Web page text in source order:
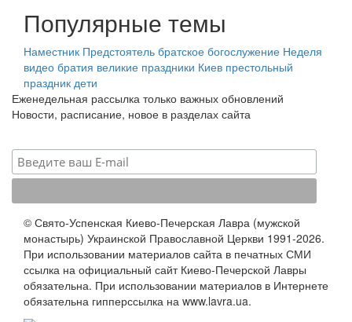
Популярные темы
Наместник Предстоятель братское богослужение Неделя
видео братия великие праздники Киев престольный
праздник дети
Еженедельная рассылка только важных обновлений
Новости, расписание, новое в разделах сайта
© Свято-Успенская Киево-Печерская Лавра (мужской
монастырь) Украинской Православной Церкви 1991-2026.
При использовании материалов сайта в печатных СМИ
ссылка на официальный сайт Киево-Печерской Лавры
обязательна. При использовании материалов в Интернете
обязательна гипперссылка на www.lavra.ua.